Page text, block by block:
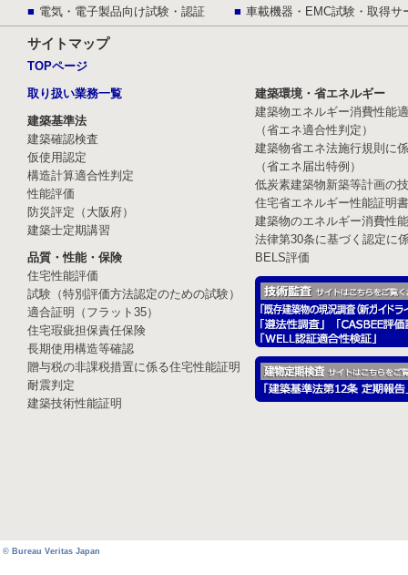
電気・電子製品向け試験・認証
車載機器・EMC試験・取得サ
サイトマップ
TOPページ
取り扱い業務一覧
建築基準法
建築確認検査
仮使用認定
構造計算適合性判定
性能評価
防災評定（大阪府）
建築士定期講習
品質・性能・保険
住宅性能評価
試験（特別評価方法認定のための試験）
適合証明（フラット35）
住宅瑕疵担保責任保険
長期使用構造等確認
贈与税の非課税措置に係る住宅性能証明
耐震判定
建築技術性能証明
建築環境・省エネルギー
建築物エネルギー消費性能
（省エネ適合性判定）
建築物省エネ法施行規則に
（省エネ届出特例）
低炭素建築物新築等計画の
住宅省エネルギー性能証明
建築物のエネルギー消費性
法律第30条に基づく認定に
BELS評価
© Bureau Veritas Japan